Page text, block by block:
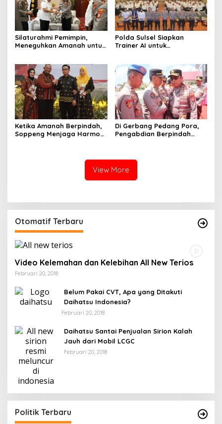
Silaturahmi Pemimpin,
Meneguhkan Amanah untuk
Polda Sulsel Siapkan
Trainer AI untuk
Ketika Amanah Berpindah,
Soppeng Menjaga Harmoni
Di Gerbang Pedang Pora,
Pengabdian Berpindah
View More
Otomatif Terbaru
Video Kelemahan dan Kelebihan All New Terios
Februari 20, 2018
Belum Pakai CVT, Apa yang Ditakuti
Daihatsu Indonesia?
Februari 20, 2018
Daihatsu Santai Penjualan Sirion Kalah
Jauh dari Mobil LCGC
Februari 20, 2018
Politik Terbaru